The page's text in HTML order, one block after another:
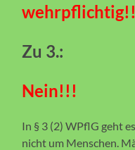
Zu 3.:
Nein!!!
In § 3 (2) WPflG geht
nicht um Menschen.